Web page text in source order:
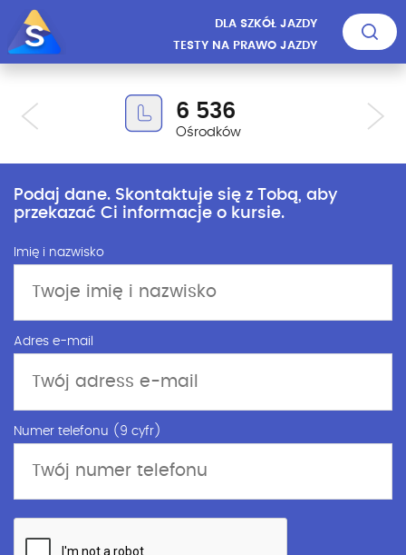
DLA SZKÓŁ JAZDY
TESTY NA PRAWO JAZDY
6 536
Ośrodków
Podaj dane. Skontaktuje się z Tobą, aby
przekazać Ci informacje o kursie.
Imię i nazwisko
Adres e-mail
Numer telefonu (9 cyfr)